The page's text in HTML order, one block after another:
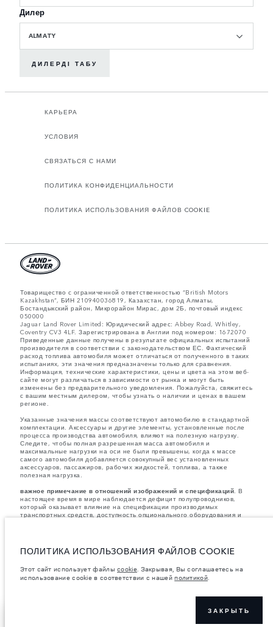
Дилер
ALMATY
ДИЛЕРДІ ТАБУ
КАРЬЕРА
УСЛОВИЯ
СВЯЗАТЬСЯ С НАМИ
ПОЛИТИКА КОНФИДЕНЦИАЛЬНОСТИ
ПОЛИТИКА ИСПОЛЬЗОВАНИЯ ФАЙЛОВ COOKIE
Товарищество с ограниченной ответственностью “British Motors
Kazakhstan”, БИН 210940036819, Казахстан, город Алматы,
Бостандыкский район, Микрорайон Мирас, дом 2Б, почтовый индекс
050000
Jaguar Land Rover Limited: Юридический адрес: Abbey Road, Whitley,
Coventry CV3 4LF. Зарегистрирована в Англии под номером: 1672070
Приведенные данные получены в результате официальных испытаний
производителя в соответствии с законодательством ЕС. Фактический
расход топлива автомобиля может отличаться от полученного в таких
испытаниях, эти значения предназначены только для сравнения.
Информация, технические характеристики, цены и цвета на этом веб-
сайте могут различаться в зависимости от рынка и могут быть
изменены без предварительного уведомления. Пожалуйста, свяжитесь
с вашим местным дилером, чтобы узнать о наличии и ценах в вашем
регионе.
Указанные значения массы соответствуют автомобилю в стандартной
комплектации. Аксессуары и другие элементы, установленные после
процесса производства автомобиля, влияют на полезную нагрузку.
Следите, чтобы полная разрешенная масса автомобиля и
максимальные нагрузки на оси не были превышены, когда к массе
самого автомобиля добавляется совокупный вес установленных
аксессуаров, пассажиров, рабочих жидкостей, топлива, а также
полезная нагрузка.
важное примечание в отношений изображений и спецификаций. В
настоящее время в мире наблюдается дефицит полупроводников,
который оказывает влияние на спецификации производимых
транспортных средств, доступность опционального оборудования и
цветовым схемам автомобилей. Подробную информацию о
действующих ограничениях уточняйте у авторизованных дилеров.
Указанные цены включают налог на добавленную стоимость (НДС).
Цены действительны только для моделей 2026 года.
ПОЛИТИКА ИСПОЛЬЗОВАНИЯ ФАЙЛОВ COOKIE
Этот сайт использует файлыcookie. Закрывая, Вы соглашаетесь на
использование cookie в соответствии с нашейполитикой.
ЗАКРЫТЬ